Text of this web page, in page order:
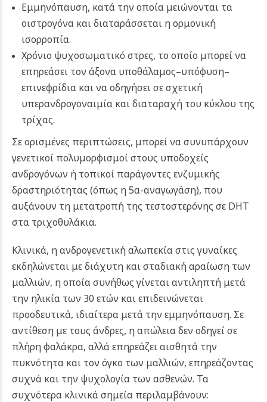
Εμμηνόπαυση, κατά την οποία μειώνονται τα
οιστρογόνα και διαταράσσεται η ορμονική
ισορροπία.
Χρόνιο ψυχοσωματικό στρες, το οποίο μπορεί να
επηρεάσει τον άξονα υποθάλαμος–υπόφυση–
επινεφρίδια και να οδηγήσει σε σχετική
υπερανδρογοναιμία και διαταραχή του κύκλου της
τρίχας.
Σε ορισμένες περιπτώσεις, μπορεί να συνυπάρχουν
γενετικοί πολυμορφισμοί στους υποδοχείς
ανδρογόνων ή τοπικοί παράγοντες ενζυμικής
δραστηριότητας (όπως η 5α-αναγωγάση), που
αυξάνουν τη μετατροπή της τεστοστερόνης σε DHT
στα τριχοθυλάκια.
Κλινικά, η ανδρογενετική αλωπεκία στις γυναίκες
εκδηλώνεται με διάχυτη και σταδιακή αραίωση των
μαλλιών, η οποία συνήθως γίνεται αντιληπτή μετά
την ηλικία των 30 ετών και επιδεινώνεται
προοδευτικά, ιδιαίτερα μετά την εμμηνόπαυση. Σε
αντίθεση με τους άνδρες, η απώλεια δεν οδηγεί σε
πλήρη φαλάκρα, αλλά επηρεάζει αισθητά την
πυκνότητα και τον όγκο των μαλλιών, επηρεάζοντας
συχνά και την ψυχολογία των ασθενών. Τα
συχνότερα κλινικά σημεία περιλαμβάνουν: